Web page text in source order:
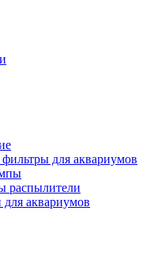
для аквариумов
распылители
для аквариумов